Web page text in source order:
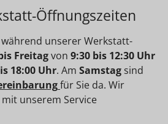
Öffnungszeiten
während unserer Werkstatt-
Freitagvon 9:30 bis 12:30 Uhr
18:00 Uhr. Am Samstag sind
für Sie da. Wir
unserem Service